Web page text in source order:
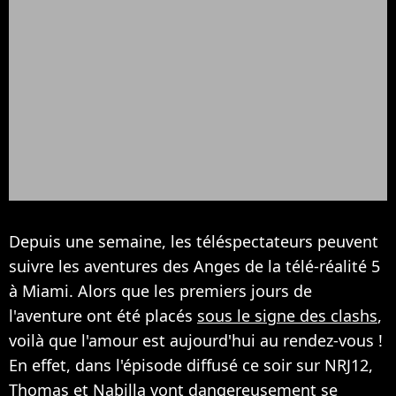
Depuis une semaine, les téléspectateurs peuvent
suivre les aventures des Anges de la télé-réalité 5
à Miami. Alors que les premiers jours de
l'aventure ont été placés sous le signe des clashs,
voilà que l'amour est aujourd'hui au rendez-vous !
En effet, dans l'épisode diffusé ce soir sur NRJ12,
Thomas et Nabilla vont dangereusement se